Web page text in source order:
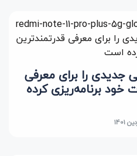
جدیدی را برای معرفی
خود برنامه‌ریزی کرده